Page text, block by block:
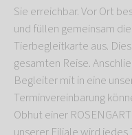
Sie erreichbar. Vor Ort
und füllen gemeinsam
Tierbegleitkarte aus.
gesamten Reise.
Begleiter mit in eine
Terminvereinbarung
Obhut einer